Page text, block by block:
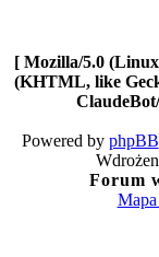
[ Mozilla/5.0
(KHTML, like
Powered by phpBB
Forum